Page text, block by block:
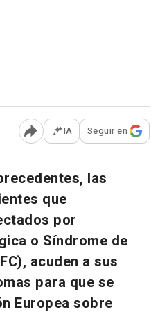
Abrir opciones para
IA Seguir en
las
que
por
o Síndrome de
acuden a sus
para que se
Europea sobre